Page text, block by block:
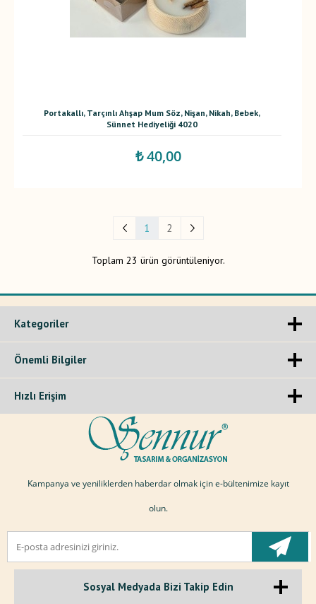
Portakallı, Tarçınlı Ahşap Mum Söz, Nişan, Nikah, Bebek,
Sünnet Hediyeliği 4020
₺ 40,00
1 2
Toplam 23 ürün görüntüleniyor.
Kategoriler
Önemli Bilgiler
Hızlı Erişim
Kampanya ve yeniliklerden haberdar olmak için e-bültenimize kayıt
olun.
Sosyal Medyada Bizi Takip Edin